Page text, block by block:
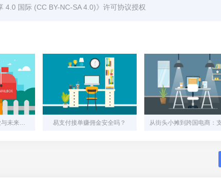
4.0 国际 (CC BY-NC-SA 4.0)》许可协议授权
易联支付：连接商业与未来的智能支付引擎 易支付接单赚佣金安全吗？